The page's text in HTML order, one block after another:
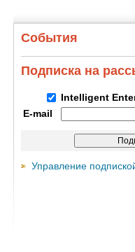
События
Подписка на
Intelligent
E-mail
Управление